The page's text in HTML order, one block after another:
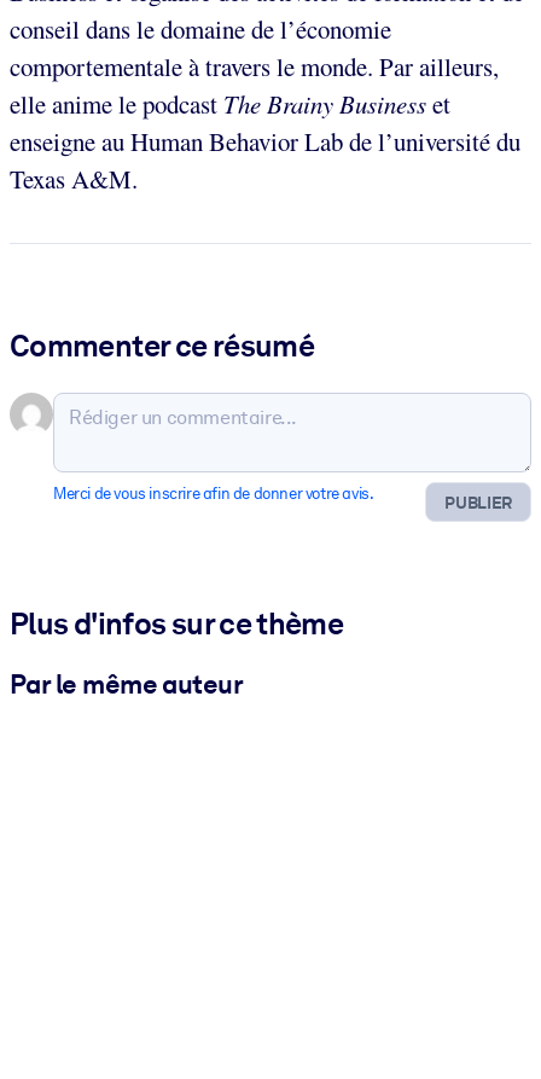
conseil dans le domaine de l’économie
comportementale à travers le monde. Par ailleurs,
elle anime le podcast The Brainy Businesset
enseigne au Human Behavior Lab de l’université du
Texas A&M.
Commenter ce résumé
PUBLIER
Merci de vous inscrire afin de donner votre avis.
Plus d'infos sur ce thème
Par le même auteur